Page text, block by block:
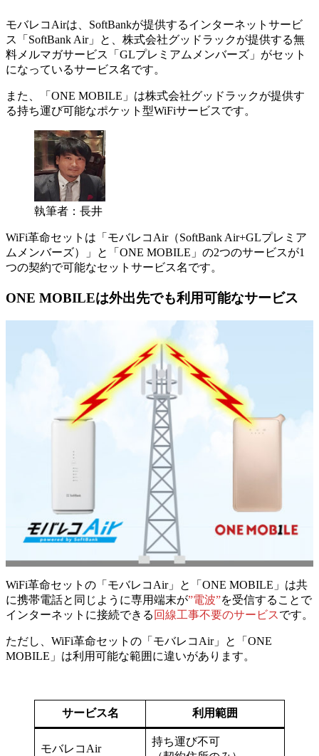
モバレコAirは、SoftBankが提供するインターネットサービ
ス「SoftBank Air」と、株式会社グッドラックが提供する無
料メルマガサービス「GLプレミアムメンバーズ」がセット
になっているサービス名です。
また、「ONE MOBILE」は株式会社グッドラックが提供す
る持ち運び可能なポケット型WiFiサービスです。
執筆者：長井
WiFi革命セットは 「モバレコAir（SoftBank Air+GLプレミア
ムメンバーズ）」
と 「ONE MOBILE」 の2つのサービスが1
つの契約で可能なセットサービス名です。
ONE MOBILEは外出先でも利用可能なサービス
WiFi革命セットの「モバレコAir」と「ONE MOBILE」は共
に携帯電話と同じように専用端末が”電波”を受信することで
インターネットに接続できる 回線工事不要のサービスです。
ただし、WiFi革命セットの「モバレコAir」と「ONE
MOBILE」は利用可能な範囲に違いがあります。
サービス名 利用範囲
モバレコAir
持ち運び不可